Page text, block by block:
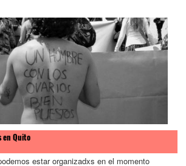
en Quito
estar organizadxs en el momento